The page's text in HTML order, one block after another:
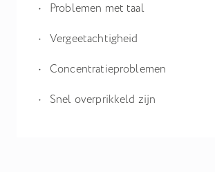
Problemen met taal
Vergeetachtigheid
Concentratieproblemen
Snel overprikkeld zijn